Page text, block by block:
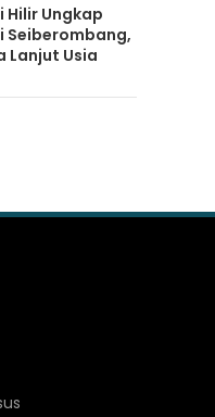
Hilir Ungkap
Seiberombang,
Lanjut Usia